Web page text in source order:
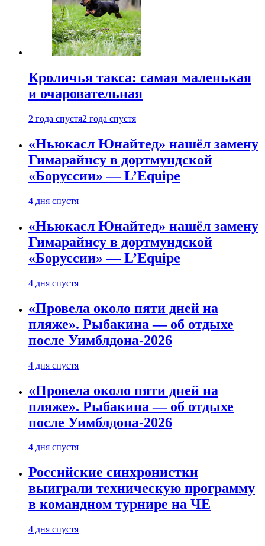
Кроличья такса: самая маленькая
и очаровательная
2 года спустя2 года спустя
«Ньюкасл Юнайтед» нашёл замену
Гимарайнсу в дортмундской
«Боруссии» — L’Equipe
4 дня спустя
«Ньюкасл Юнайтед» нашёл замену
Гимарайнсу в дортмундской
«Боруссии» — L’Equipe
4 дня спустя
«Провела около пяти дней на
пляже». Рыбакина — об отдыхе
после Уимблдона-2026
4 дня спустя
«Провела около пяти дней на
пляже». Рыбакина — об отдыхе
после Уимблдона-2026
4 дня спустя
Российские синхронистки
выиграли техническую программу
в командном турнире на ЧЕ
4 дня спустя